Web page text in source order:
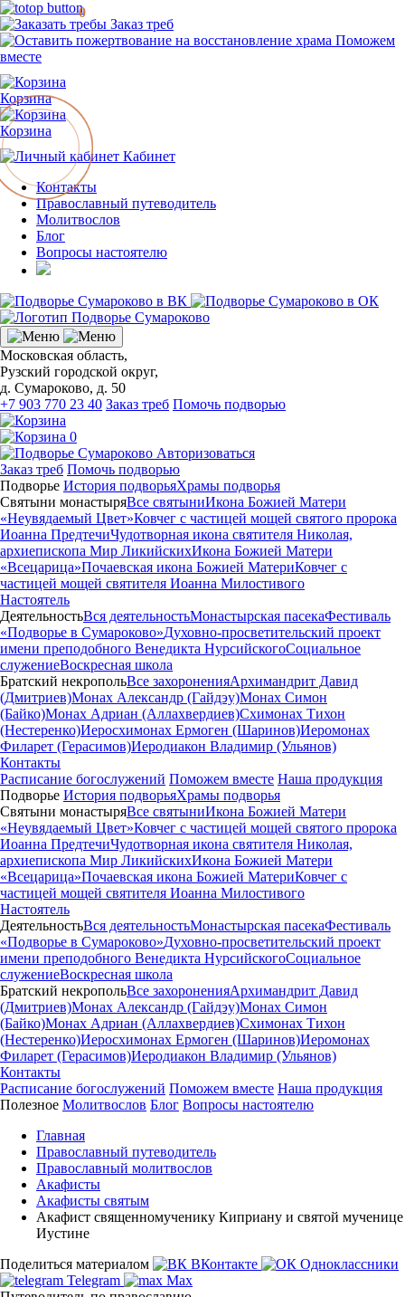
Заказ треб
Поможем
вместе
Корзина
Корзина
0
Кабинет
Контакты
Православный путеводитель
Молитвослов
Блог
Вопросы настоятелю
Московская область,
Рузский городской округ,
д. Сумароково, д. 50
+7 903 770 23 40 Заказ треб Помочь подворью
0
Авторизоваться
Заказ треб Помочь подворью
Подворье История подворьяХрамы подворья
Святыни монастыряВсе святыниИкона Божией Матери
«Неувядаемый Цвет»Ковчег с частицей мощей святого пророка
Иоанна ПредтечиЧудотворная икона святителя Николая,
архиепископа Мир ЛикийскихИкона Божией Матери
«Всецарица»Почаевская икона Божией МатериКовчег с
частицей мощей святителя Иоанна Милостивого
Настоятель
ДеятельностьВся деятельностьМонастырская пасекаФестиваль
«Подворье в Сумароково»Духовно-просветительский проект
имени преподобного Венедикта НурсийскогоСоциальное
служениеВоскресная школа
Братский некропольВсе захороненияАрхимандрит Давид
(Дмитриев)Монах Александр (Гайдэу)Монах Симон
(Байко)Монах Адриан (Аллахвердиев)Схимонах Тихон
(Нестеренко)Иеросхимонах Ермоген (Шаринов)Иеромонах
Филарет (Герасимов)Иеродиакон Владимир (Ульянов)
Контакты
Расписание богослужений Поможем вместе Наша продукция
Подворье История подворьяХрамы подворья
Святыни монастыряВсе святыниИкона Божией Матери
«Неувядаемый Цвет»Ковчег с частицей мощей святого пророка
Иоанна ПредтечиЧудотворная икона святителя Николая,
архиепископа Мир ЛикийскихИкона Божией Матери
«Всецарица»Почаевская икона Божией МатериКовчег с
частицей мощей святителя Иоанна Милостивого
Настоятель
ДеятельностьВся деятельностьМонастырская пасекаФестиваль
«Подворье в Сумароково»Духовно-просветительский проект
имени преподобного Венедикта НурсийскогоСоциальное
служениеВоскресная школа
Братский некропольВсе захороненияАрхимандрит Давид
(Дмитриев)Монах Александр (Гайдэу)Монах Симон
(Байко)Монах Адриан (Аллахвердиев)Схимонах Тихон
(Нестеренко)Иеросхимонах Ермоген (Шаринов)Иеромонах
Филарет (Герасимов)Иеродиакон Владимир (Ульянов)
Контакты
Расписание богослужений Поможем вместе Наша продукция
Полезное Молитвослов Блог Вопросы настоятелю
Главная
Православный путеводитель
Православный молитвослов
Акафисты
Акафисты святым
Акафист священномученику Киприану и святой мученице
Иустине
Поделиться материалом
ВКонтакте
Одноклассники
Telegram
Max